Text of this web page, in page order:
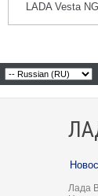
LADA Vesta
Лада